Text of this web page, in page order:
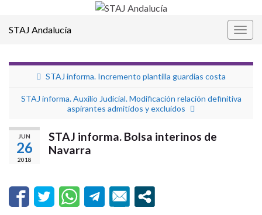
STAJ Andalucía
STAJ informa. Incremento plantilla guardias costa
STAJ informa. Auxilio Judicial. Modificación relación definitiva
aspirantes admitidos y excluidos
JUN
26
2018
STAJ informa. Bolsa interinos de
Navarra